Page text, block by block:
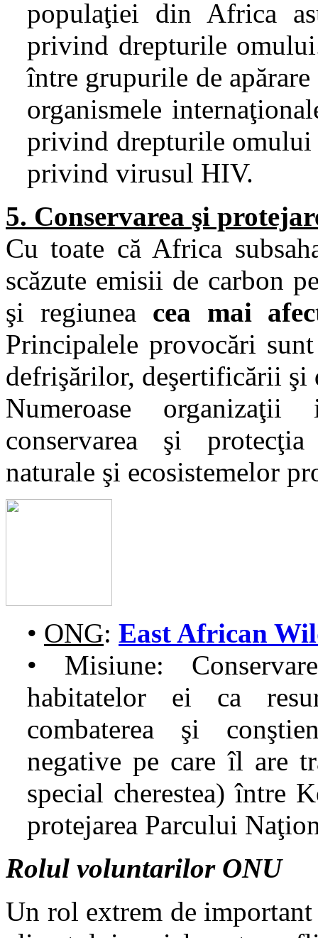
populaţiei din Africa
privind drepturile
între grupurile de
organismele
privind drepturile
privind virusul HIV.
5. Conservarea şi
Cu toate că Africa
scăzute emisii de carbon
şi regiunea cea mai
Principalele provocări
defrişărilor, deşertificării şi
Numeroase
conservarea şi
naturale şi ecosistemelor
• ONG: East African
• Misiune:
habitatelor ei ca
combaterea şi
negative pe care îl are
special cherestea) între
protejarea Parcului
Rolul voluntarilor ONU
Un rol extrem de